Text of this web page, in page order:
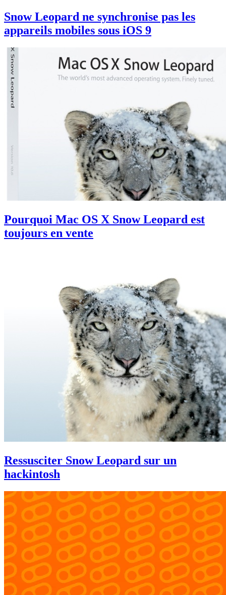
Snow Leopard ne synchronise pas les
appareils mobiles sous iOS 9
Pourquoi Mac OS X Snow Leopard est
toujours en vente
Ressusciter Snow Leopard sur un
hackintosh